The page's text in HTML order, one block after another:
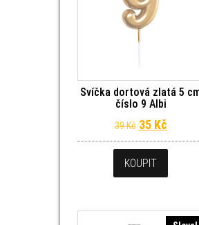
Svíčka dortová zlatá 5
číslo 9 Albi
39Kč Původní
35 Kč
KOUPIT